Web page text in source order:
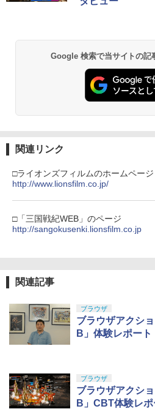
Beast of
プロダクトコ
￥7,286
トローラー ミ
ZCT2J01)
トローラー
￥10,737
Xbox プリペ
ルコード 【
ンラインコー
￥1,000
ルコード 【
ンラインコー
ラー (ロボッ
￥7,681
2
劇場版「鬼滅
窩座再来 通
￥3,523
『映画 ラブ
ルアイドル
y』Blu-ray（
窩座再来 完全
￥7,828
Google 検索で当サイトの記
関連リンク
□ライオンズフィルムのホームページ
http://www.lionsfilm.co.jp/
□「三国戦紀WEB」のページ
http://sangokusenki.lionsfilm.co.jp
関連記事
ブラウザ
ブラウザアクシ
B」体験レポート
ブラウザ
ブラウザアクシ
B」CBT体験レポ